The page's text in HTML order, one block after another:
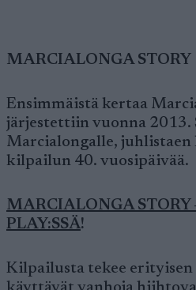
MARCIALONGA STORY
Ensimmäistä kertaa
järjestettiin vuonna 2013.
Marcialongalle, juhlistaen
kilpailun 40. vuosipäivää.
MARCIALONGA STORY
PLAY:SSÄ!
Kilpailusta tekee erityisen